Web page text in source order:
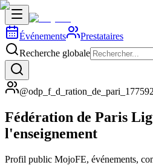
Événements
Prestataires
Recherche globale
Fédération de Paris
l'enseignement
Profil public MojoFE, événements,